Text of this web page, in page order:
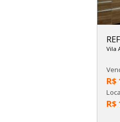
Vila
R$